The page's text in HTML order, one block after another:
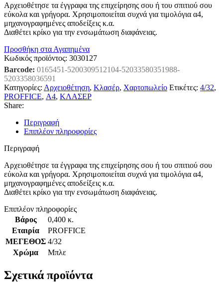
Αρχειοθέτησε τα έγγραφα της επιχείρησης σου ή του σπιτιού σου
εύκολα και γρήγορα. Χρησιμοποιείται συχνά για τιμολόγια α4,
μηχανογραφημένες αποδείξεις κ.α.
Διαθέτει κρίκο για την ενσωμάτωση διαφάνειας.
Προσθήκη στα Αγαπημένα
Κωδικός προϊόντος: 3030127
Barcode: 0165451-5200309512104-52033580351988-
5203358036591
Κατηγορίες: Αρχειοθέτηση, Κλασέρ, Χαρτοπωλείο Ετικέτες: 4/32,
PROFFICE, Α4, ΚΛΑΣΕΡ
Share:
Περιγραφή
Επιπλέον πληροφορίες
Περιγραφή
Αρχειοθέτησε τα έγγραφα της επιχείρησης σου ή του σπιτιού σου
εύκολα και γρήγορα. Χρησιμοποιείται συχνά για τιμολόγια α4,
μηχανογραφημένες αποδείξεις κ.α.
Διαθέτει κρίκο για την ενσωμάτωση διαφάνειας.
Επιπλέον πληροφορίες
Βάρος
0,400 κ.
Εταιρία
PROFFICE
ΜΕΓΕΘΟΣ 4/32
Χρώμα
Μπλε
Σχετικά προϊόντα